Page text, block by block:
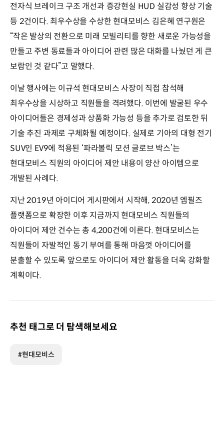
전자식 브레이크 구조 개선과 증강현실 HUD 실감성 향상 기술
등 2건이다. 최우수상을 수상한 현대모비스 김은혜 연구원은
“작은 발상의 전환으로 미래 모빌리티를 향한 새로운 가능성을
만들고 주변 동료들과 아이디어 관련 많은 대화를 나눴던 게 큰
보람인 것 같다”고 말했다.
이날 행사에는 이규석 현대모비스 사장이 직접 참석해
최우수상을 시상하고 직원들을 격려했다. 이번에 발굴된 우수
아이디어들은 경제성과 상품화 가능성 등을 추가로 검토한 뒤
기술 추진 과제로 구체화될 예정이다. 실제로 기아의 대형 전기
SUV인 EV9에 적용된 ‘파라볼릭 모션 글로브 박스’는
현대모비스 직원의 아이디어 제안 내용이 양산 아이템으로
개발된 사례다.
지난 2019년 아이디어 게시판에서 시작해, 2020년 엠필즈
플랫폼으로 확장한 이후 지금까지 현대모비스 직원들의
아이디어 제안 건수는 총 4,200건에 이른다. 현대모비스는
직원들이 자발적인 동기 부여를 통해 마음껏 아이디어를
분출할 수 있도록 앞으로도 아이디어 제안 활동을 더욱 강화할
계획이다.
추천 태그로 더 탐색해보세요
#현대모비스